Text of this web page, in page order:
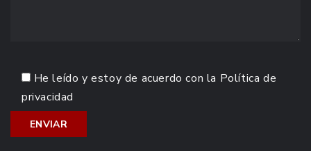
He leído y estoy de acuerdo con la Política de
privacidad